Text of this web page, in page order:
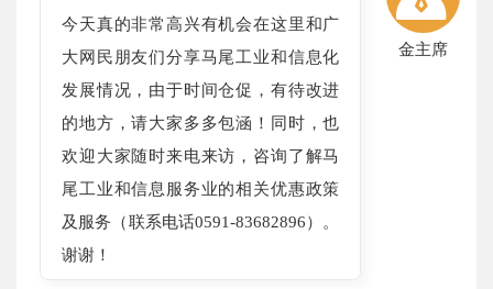
金主席
今天真的非常高兴有机会在这里和广
大网民朋友们分享马尾工业和信息化
发展情况，由于时间仓促，有待改进
的地方，请大家多多包涵！同时，也
欢迎大家随时来电来访，咨询了解马
尾工业和信息服务业的相关优惠政策
及服务（联系电话0591-83682896）。
谢谢！